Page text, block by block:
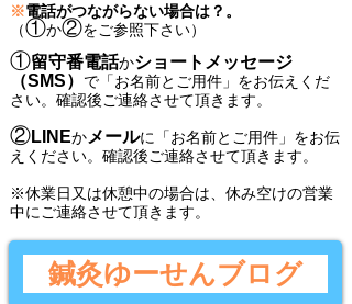
※電話がつながらない場合は？。
（①か②をご参照下さい）
①留守番電話かショートメッセージ
（SMS） で 「お名前とご用件 」 をお伝えくだ
さい。 確認後ご連絡させて頂きます。
②LINEかメールに 「お名前とご用件 」 をお伝
えください。 確認後ご連絡させて頂きます。
​※休業日又は休憩中の場合は、休み空けの営業
中にご連絡させて頂きます。
鍼灸ゆーせんブログ